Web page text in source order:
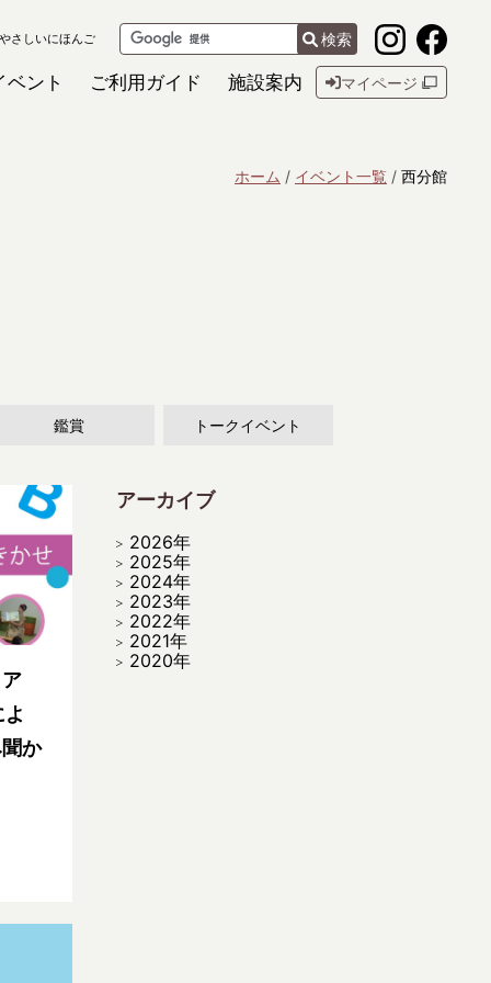
さしいにほんご 検索
ベント ご利用ガイド 施設案内 マイページ
ホーム イベント一覧 西分館
鑑賞 トークイベント
ア
か
アーカイブ
2026年
2025年
2024年
2023年
2022年
2021年
2020年